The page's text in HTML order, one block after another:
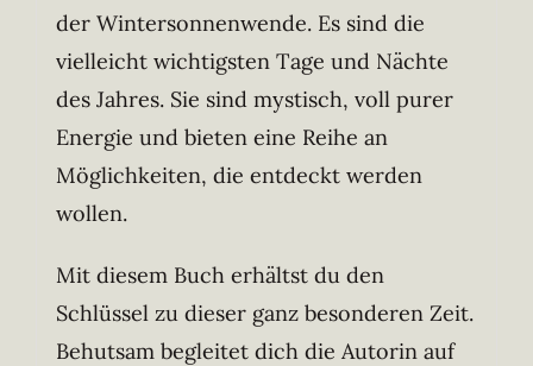
der Wintersonnenwende. Es sind die
vielleicht wichtigsten Tage und Nächte
des Jahres. Sie sind mystisch, voll purer
Energie und bieten eine Reihe an
Möglichkeiten, die entdeckt werden
wollen.
Mit diesem Buch erhältst du den
Schlüssel zu dieser ganz besonderen Zeit.
Behutsam begleitet dich die Autorin auf